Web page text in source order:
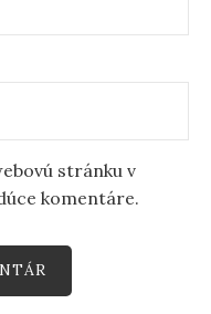
stránku v
komentáre.